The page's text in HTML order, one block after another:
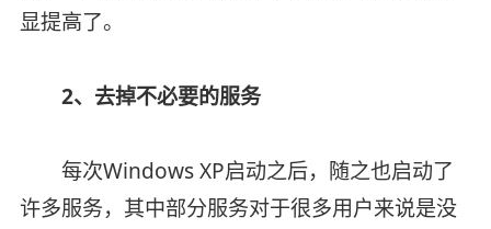
显提高了。
2、去掉不必要的服务
每次Windows XP启动之后，随之也启动了
许多服务，其中部分服务对于很多用户来说是没